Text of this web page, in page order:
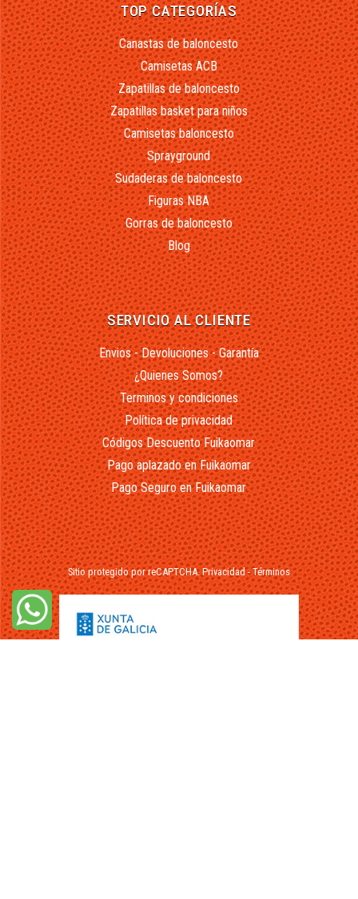
TOP CATEGORÍAS
Canastas de baloncesto
Camisetas ACB
Zapatillas de baloncesto
Zapatillas basket para niños
Camisetas baloncesto
Sprayground
Sudaderas de baloncesto
Figuras NBA
Gorras de baloncesto
Blog
SERVICIO AL CLIENTE
Envios - Devoluciones - Garantía
¿Quienes Somos?
Terminos y condiciones
Política de privacidad
Códigos Descuento Fuikaomar
Pago aplazado en Fuikaomar
Pago Seguro en Fuikaomar
Sitio protegido por reCAPTCHA.Privacidad-Términos